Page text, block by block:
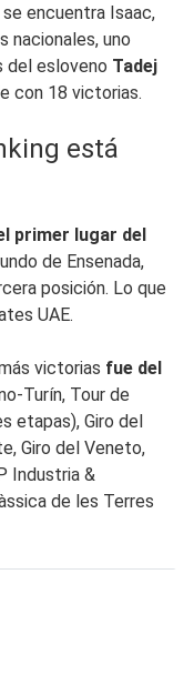
encuentra Isaac,
nacionales, uno
del esloveno Tadej
con 18 victorias.
está
primer lugar del
de Ensenada,
posición. Lo que
UAE.
victorias fue del
Turín, Tour de
etapas), Giro del
Giro del Veneto,
Industria &
de les Terres